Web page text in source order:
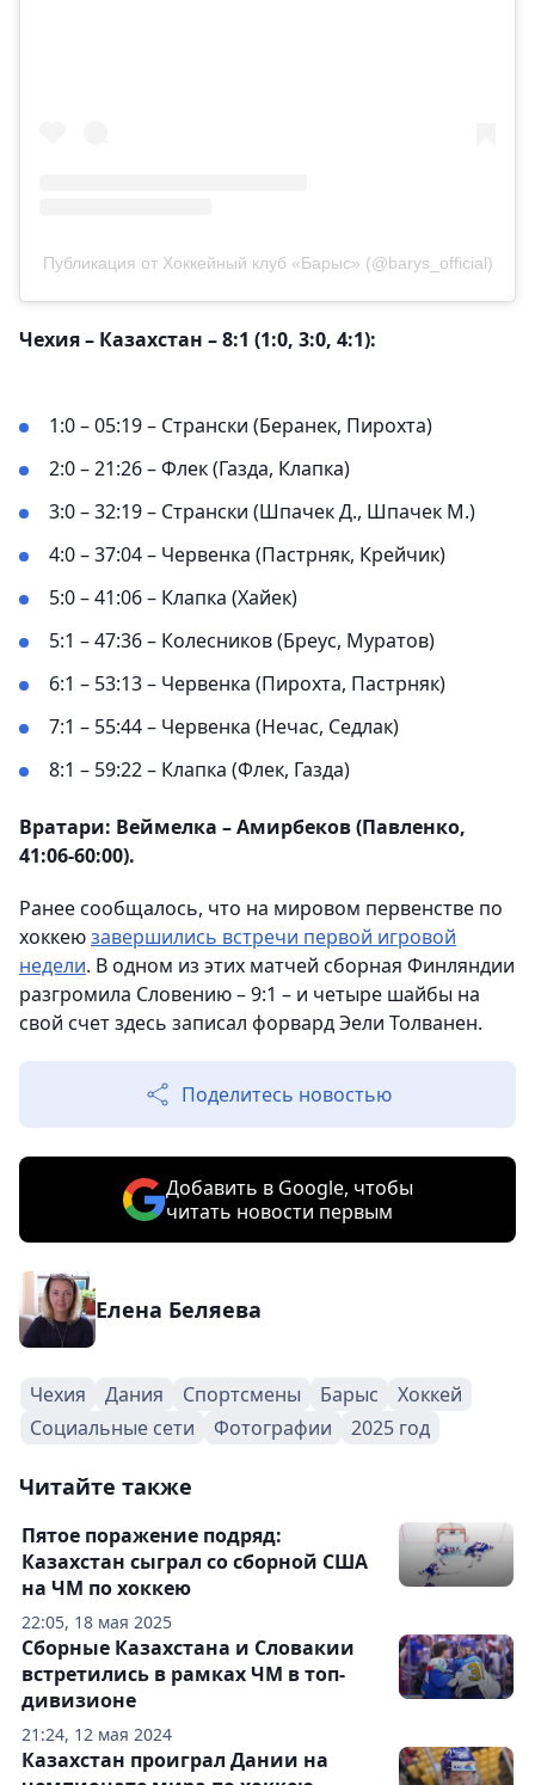
Публикация от Хоккейный клуб «Барыс» (@barys_official)
Чехия – Казахстан – 8:1 (1:0, 3:0, 4:1):
1:0 – 05:19 – Странски (Беранек, Пирохта)
2:0 – 21:26 – Флек (Газда, Клапка)
3:0 – 32:19 – Странски (Шпачек Д., Шпачек М.)
4:0 – 37:04 – Червенка (Пастрняк, Крейчик)
5:0 – 41:06 – Клапка (Хайек)
5:1 – 47:36 – Колесников (Бреус, Муратов)
6:1 – 53:13 – Червенка (Пирохта, Пастрняк)
7:1 – 55:44 – Червенка (Нечас, Седлак)
8:1 – 59:22 – Клапка (Флек, Газда)
Вратари: Веймелка – Амирбеков (Павленко,
41:06-60:00).
Ранее сообщалось, что на мировом первенстве по
хоккеюзавершились встречи первой игровой
недели. В одном из этих матчей сборная Финляндии
разгромила Словению – 9:1 – и четыре шайбы на
свой счет здесь записал форвард Эели Толванен.
Поделитесь новостью
Добавить в Google, чтобы
читать новости первым
Елена Беляева
Чехия Дания Спортсмены Барыс
Хоккей
Социальные сети
Фотографии 2025 год
Читайте также
22:05, 18 мая 2025
Пятое поражение подряд:
Казахстан сыграл со сборной США
на ЧМ по хоккею
21:24, 12 мая 2024
Сборные Казахстана и Словакии
встретились в рамках ЧМ в топ-
дивизионе
Казахстан проиграл Дании на